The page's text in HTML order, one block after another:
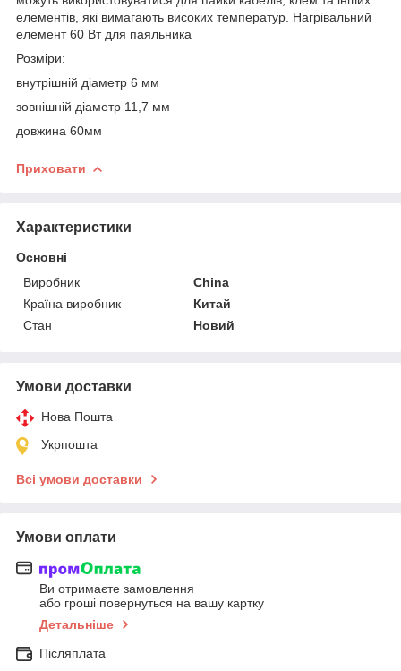
елементів, які вимагають високих температур. Нагрівальний
елемент 60 Вт для паяльника
Розміри:
внутрішній діаметр 6 мм
зовнішній діаметр 11,7 мм
довжина 60мм
Приховати
Характеристики
Основні
Виробник
China
Країна виробник
Китай
Стан
Новий
Умови доставки
Нова Пошта
Укрпошта
Всі умови доставки
Умови оплати
Ви отримаєте замовлення
або гроші повернуться на вашу картку
Детальніше
Післяплата